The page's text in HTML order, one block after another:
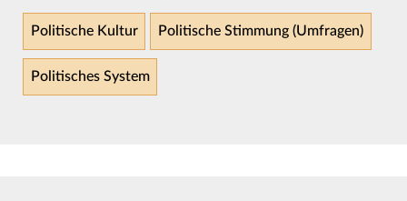
Politische Kultur Politische Stimmung (Umfragen)
Politisches System